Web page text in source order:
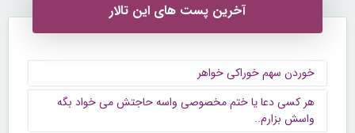
آخرین پست های این تالار
خوردن سهم خوراکی خواهر
هر کسی دعا یا ختم مخصوصی واسه حاجتش می خواد بگه
واسش بزارم..